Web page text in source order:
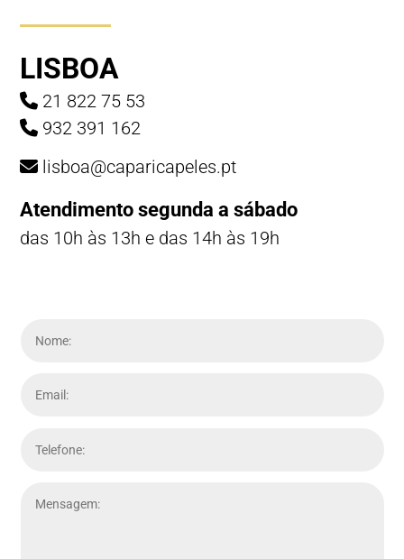
LISBOA
21 822 75 53
932 391 162
lisboa@caparicapeles.pt
Atendimento segunda a sábado
das 10h às 13h e das 14h às 19h